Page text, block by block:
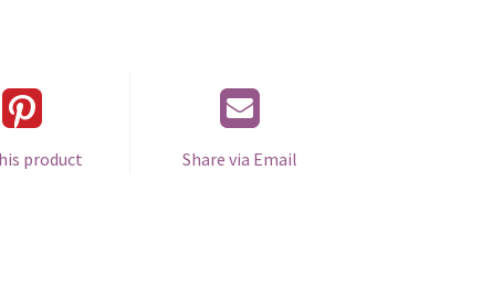
product Share via Email